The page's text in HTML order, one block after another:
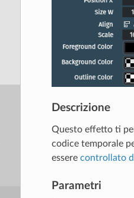
Descrizione
Questo effetto ti
codice temporale
essere controllato
Parametri